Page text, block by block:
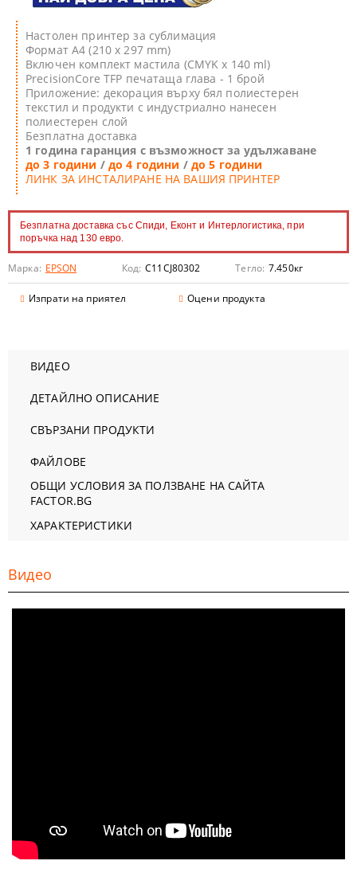
Настолен принтер за сублимация
Формат A4 (210 x 297 mm)
Включен комплект мастила (CMYK x 140 ml)
PrecisionCore TFP печатаща глава - 1 брой
Приложение: декорация върху бял полиестерен
текстил и продукти с индустриално нанесен
полиестерен слой
Безплатнa доставка
1 година гаранция с възможност за удължаване
до 3 години / до 4 години / до 5 години
ЛИНК ЗА ИНСТАЛИРАНЕ НА ВАШИЯ ПРИНТЕР
Безплатна доставка със Спиди, Еконт и Интерлогистика, при
поръчка над 130 евро.
Марка: EPSON Код: C11CJ80302 Тегло: 7.450кг
Изпрати на приятел Оцени продукта
ВИДЕО
ДЕТАЙЛНО ОПИСАНИЕ
СВЪРЗАНИ ПРОДУКТИ
ФАЙЛОВЕ
ОБЩИ УСЛОВИЯ ЗА ПОЛЗВАНЕ НА САЙТА
FACTOR.BG
ХАРАКТЕРИСТИКИ
Видео